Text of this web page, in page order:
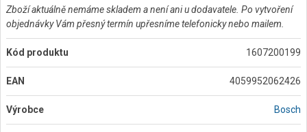
Zboží aktuálně nemáme skladem a není ani u dodavatele. Po vytvoření
objednávky Vám přesný termín upřesníme telefonicky nebo mailem.
Kód produktu 1607200199
EAN 4059952062426
Výrobce Bosch